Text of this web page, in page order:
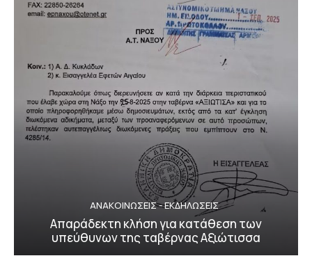
ΑΝΑΚΟΙΝΩΣΕΙΣ - ΕΚΔΗΛΩΣΕΙΣ
Απαράδεκτη κλήση για κατάθεση των
υπεύθυνων της ταβέρνας Αξιώτισσα